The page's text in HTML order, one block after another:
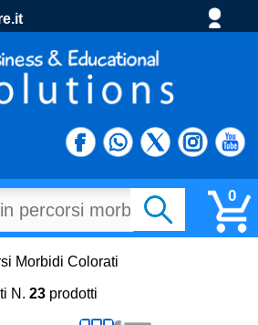
0
DI CONSUMO
PROMOZIONALE
Morbidi Colorati
N. 23 prodotti